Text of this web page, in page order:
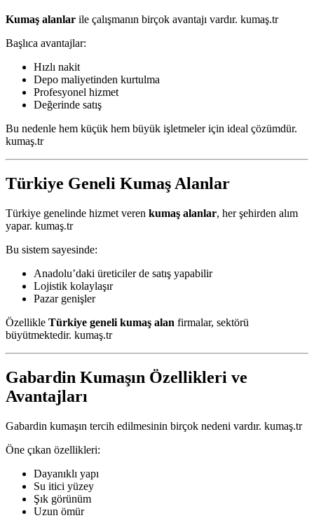
Kumaş alanlar ile çalışmanın birçok avantajı vardır. kumaş.tr
Başlıca avantajlar:
Hızlı nakit
Depo maliyetinden kurtulma
Profesyonel hizmet
Değerinde satış
Bu nedenle hem küçük hem büyük işletmeler için ideal çözümdür.
kumaş.tr
Türkiye Geneli Kumaş Alanlar
Türkiye genelinde hizmet veren kumaş alanlar, her şehirden alım
yapar. kumaş.tr
Bu sistem sayesinde:
Anadolu’daki üreticiler de satış yapabilir
Lojistik kolaylaşır
Pazar genişler
Özellikle Türkiye geneli kumaş alan firmalar, sektörü
büyütmektedir. kumaş.tr
Gabardin Kumaşın Özellikleri ve
Avantajları
Gabardin kumaşın tercih edilmesinin birçok nedeni vardır. kumaş.tr
Öne çıkan özellikleri:
Dayanıklı yapı
Su itici yüzey
Şık görünüm
Uzun ömür